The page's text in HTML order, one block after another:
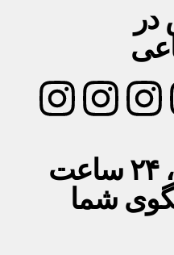
هفت روز هفته ، ۲۴ ساعت
شما